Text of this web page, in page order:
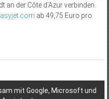
der Côte d’Azur verbinden.
ab 49,75 Euro pro
mit Google, Microsoft und